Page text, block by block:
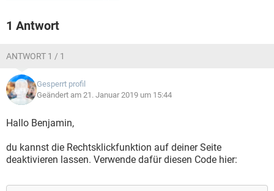
1 Antwort
ANTWORT 1 / 1
Gesperrt profil
Geändert am 21. Januar 2019 um 15:44
Hallo Benjamin,
du kannst die Rechtsklickfunktion auf deiner Seite
deaktivieren lassen. Verwende dafür diesen Code hier: